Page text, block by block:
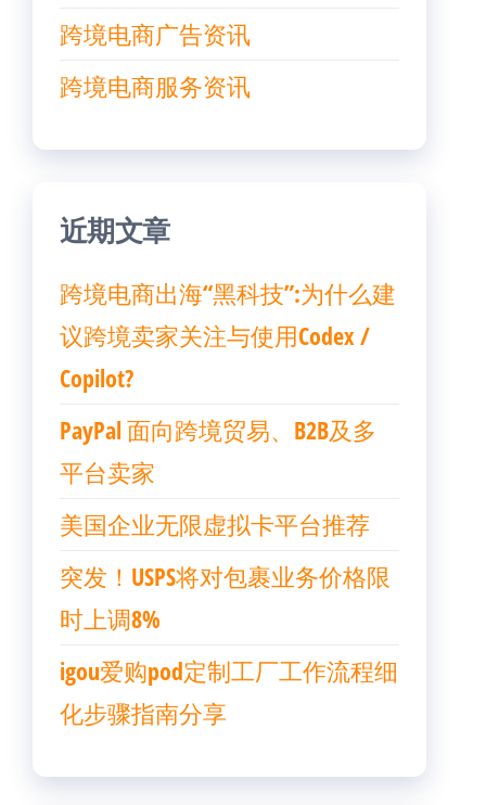
跨境电商广告资讯
跨境电商服务资讯
近期文章
跨境电商出海“黑科技”:为什么建
议跨境卖家关注与使用Codex /
Copilot?
PayPal 面向跨境贸易、B2B及多
平台卖家
美国企业无限虚拟卡平台推荐
突发！USPS将对包裹业务价格限
时上调8%
igou爱购pod定制工厂工作流程细
化步骤指南分享